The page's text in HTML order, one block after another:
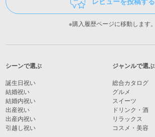
※購入履歴ページに移動します。
シーンで選ぶ
誕生日祝い
結婚祝い
結婚内祝い
出産祝い
出産内祝い
引越し祝い
ジャンルで選ぶ
総合カタログ
グルメ
スイーツ
ドリンク・酒
リラックス
コスメ・美容